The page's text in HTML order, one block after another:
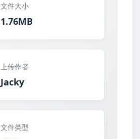
文件大小
1.76MB
上传作者
Jacky
文件类型